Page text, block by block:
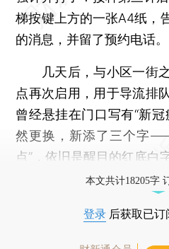
梯按键上方的一张A4纸，
的消息，并留了预约电话。
几天后，与小区一街之
点再次启用，用于导流排
曾经悬挂在门口写有“新
然更换，新添了三个字
点”，依旧是醒目的红底白字
本文共计18205字
登录 后获取已